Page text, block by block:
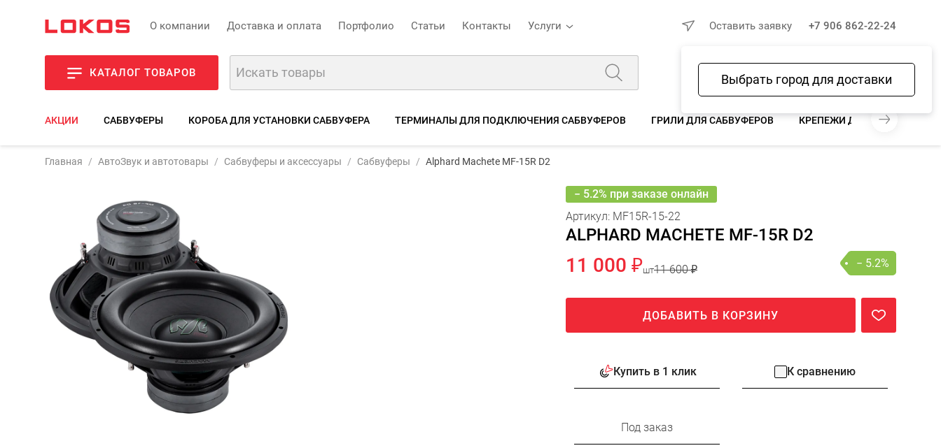
О компании Доставка и оплата Портфолио Статьи Контакты Услуги
Выбрать город для доставки
Оставить заявку +7 906 862-22-24
КАТАЛОГ ТОВАРОВ
Избранное Сравнение Корзина
АКЦИИ САБВУФЕРЫ КОРОБА ДЛЯ УСТАНОВКИ САБВУФЕРА ТЕРМИНАЛЫ ДЛЯ ПОДКЛЮЧЕНИЯ САБВУФЕРОВ ГРИЛИ ДЛЯ САБВУФЕРОВ КРЕПЕЖИ ДЛЯ САБВУФЕРА
Alphard Machete MF-15R D2
Главная АвтоЗвук и автотовары Сабвуферы и аксессуары Сабвуферы Alphard Machete MF-15R D2
− 5.2% при заказе онлайн
Артикул: MF15R-15-22
ALPHARD MACHETE MF-15R D2
11 000 ₽шт11 600 ₽ − 5.2%
ДОБАВИТЬ В КОРЗИНУ
Купить в 1 клик К сравнению
Под заказ